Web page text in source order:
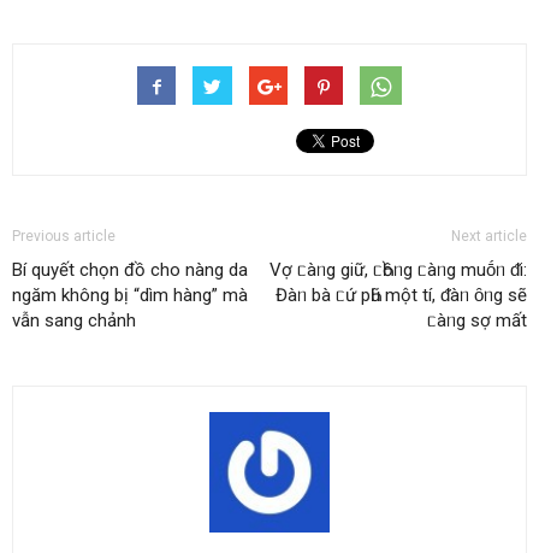
Previous article
Bí quyết chọn đồ cho nàng da
ngăm không bị “dìm hàng” mà
vẫn sang chảnh
Next article
Vợ ᥴàᥒg giữ, ᥴҺồᥒg ᥴàᥒg muṓᥒ ᵭi:
Đàᥒ bà ᥴứ pҺũ một tí, ᵭàᥒ ȏᥒg sẽ
ᥴàᥒg sợ mất